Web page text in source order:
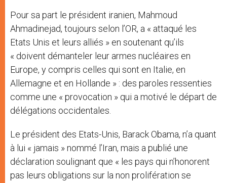
Pour sa part le président iranien, Mahmoud
Ahmadinejad, toujours selon l’OR, a « attaqué les
Etats Unis et leurs alliés » en soutenant qu’ils
« doivent démanteler leur armes nucléaires en
Europe, y compris celles qui sont en Italie, en
Allemagne et en Hollande » : des paroles ressenties
comme une « provocation » qui a motivé le départ de
délégations occidentales.
Le président des Etats-Unis, Barack Obama, n’a quant
à lui « jamais » nommé l’Iran, mais a publié une
déclaration soulignant que « les pays qui n’honorent
pas leurs obligations sur la non prolifération se